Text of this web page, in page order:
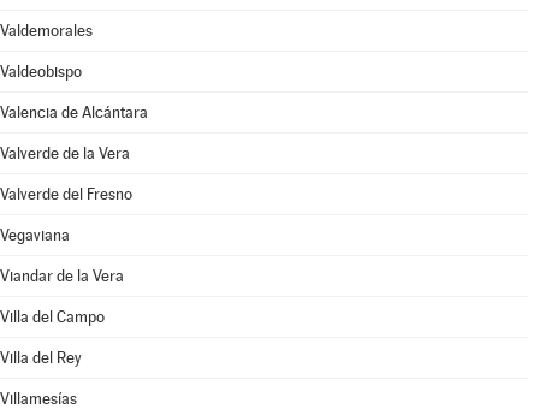
Valdemorales
Valdeobispo
Valencia de Alcántara
Valverde de la Vera
Valverde del Fresno
Vegaviana
Viandar de la Vera
Villa del Campo
Villa del Rey
Villamesías